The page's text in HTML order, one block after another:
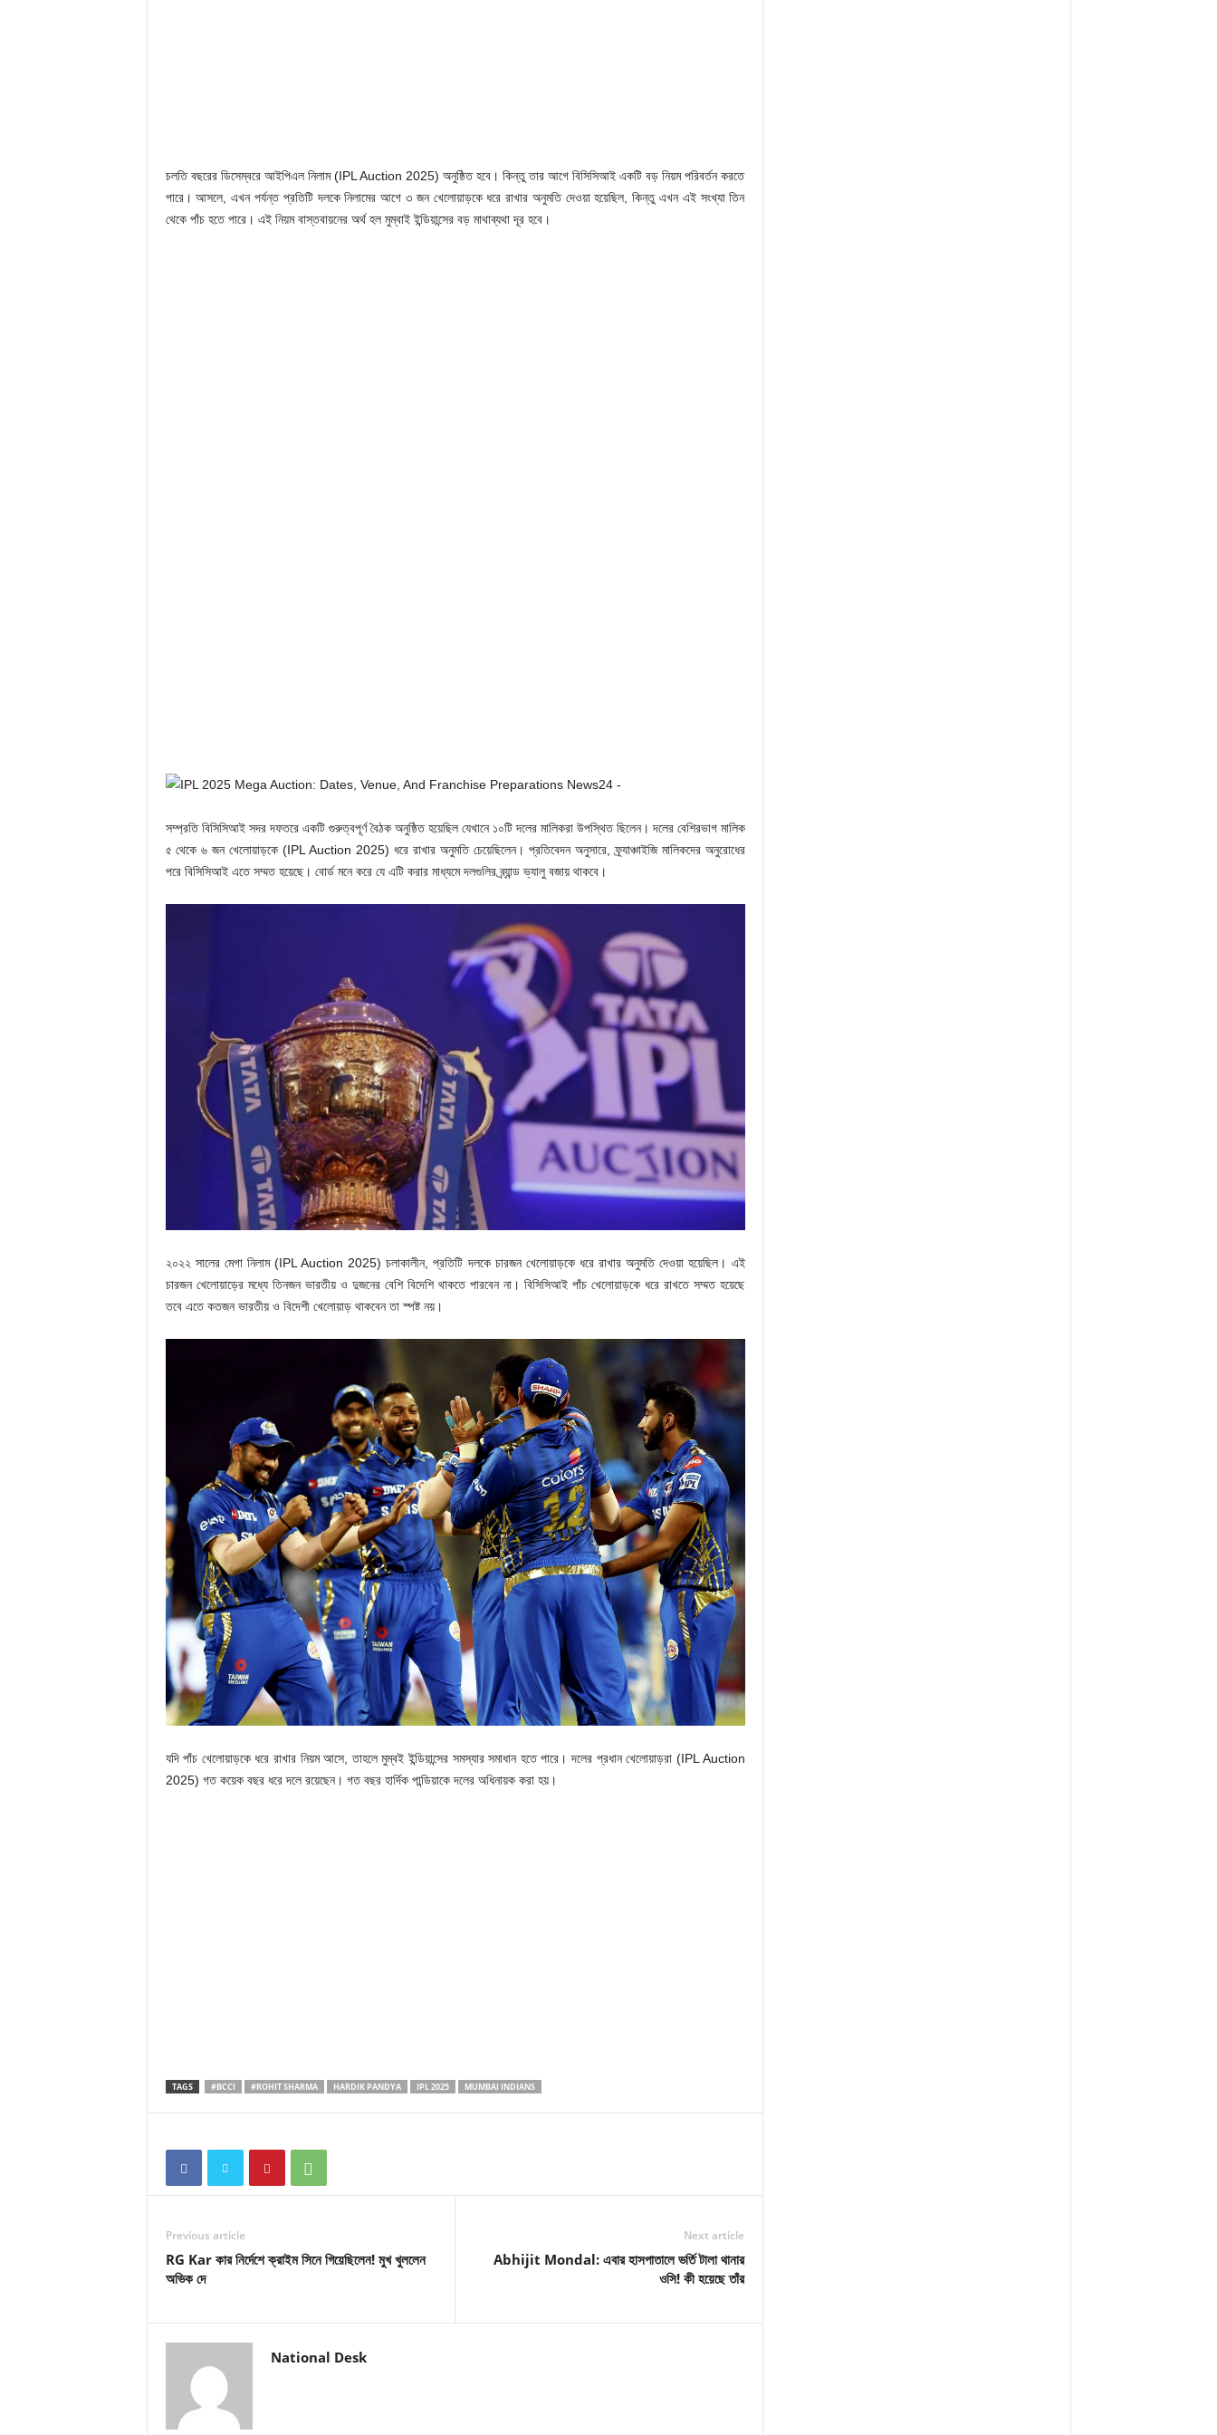
চলতি বছরের ডিসেম্বরে আইপিএল নিলাম (IPL Auction 2025) অনুষ্ঠিত হবে। কিন্তু তার আগে বিসিসিআই একটি বড় নিয়ম পরিবর্তন করতে
পারে। আসলে, এখন পর্যন্ত প্রতিটি দলকে নিলামের আগে ৩ জন খেলোয়াড়কে ধরে রাখার অনুমতি দেওয়া হয়েছিল, কিন্তু এখন এই সংখ্যা তিন
থেকে পাঁচ হতে পারে। এই নিয়ম বাস্তবায়নের অর্থ হল মুম্বাই ইন্ডিয়ান্সের বড় মাথাব্যথা দূর হবে।
সম্প্রতি বিসিসিআই সদর দফতরে একটি গুরুত্বপূর্ণ বৈঠক অনুষ্ঠিত হয়েছিল যেখানে ১০টি দলের মালিকরা উপস্থিত ছিলেন। দলের বেশিরভাগ মালিক
৫ থেকে ৬ জন খেলোয়াড়কে (IPL Auction 2025) ধরে রাখার অনুমতি চেয়েছিলেন। প্রতিবেদন অনুসারে, ফ্র্যাঞ্চাইজি মালিকদের অনুরোধের
পরে বিসিসিআই এতে সম্মত হয়েছে। বোর্ড মনে করে যে এটি করার মাধ্যমে দলগুলির ব্র্যান্ড ভ্যালু বজায় থাকবে।
২০২২ সালের মেগা নিলাম (IPL Auction 2025) চলাকালীন, প্রতিটি দলকে চারজন খেলোয়াড়কে ধরে রাখার অনুমতি দেওয়া হয়েছিল। এই
চারজন খেলোয়াড়ের মধ্যে তিনজন ভারতীয় ও দুজনের বেশি বিদেশি থাকতে পারবেন না। বিসিসিআই পাঁচ খেলোয়াড়কে ধরে রাখতে সম্মত হয়েছে
তবে এতে কতজন ভারতীয় ও বিদেশী খেলোয়াড় থাকবেন তা স্পষ্ট নয়।
যদি পাঁচ খেলোয়াড়কে ধরে রাখার নিয়ম আসে, তাহলে মুম্বই ইন্ডিয়ান্সের সমস্যার সমাধান হতে পারে। দলের প্রধান খেলোয়াড়রা (IPL Auction
2025) গত কয়েক বছর ধরে দলে রয়েছেন। গত বছর হার্দিক পান্ডিয়াকে দলের অধিনায়ক করা হয়।
TAGS #BCCI #ROHIT SHARMA HARDIK PANDYA IPL 2025 MUMBAI INDIANS
Previous article
RG Kar কার নির্দেশে ক্রাইম সিনে গিয়েছিলেন! মুখ খুললেন
অভিক দে
Next article
Abhijit Mondal: এবার হাসপাতালে ভর্তি টালা থানার
ওসি! কী হয়েছে তাঁর
National Desk